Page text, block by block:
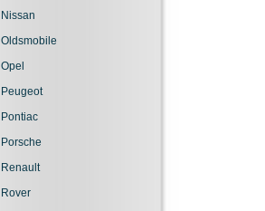
Nissan
Oldsmobile
Opel
Peugeot
Pontiac
Porsche
Renault
Rover